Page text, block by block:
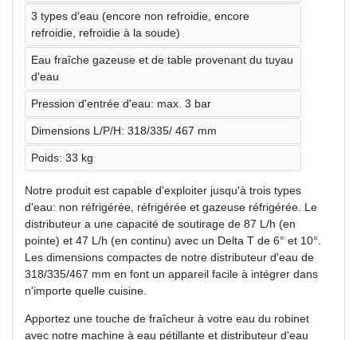
3 types d'eau (encore non refroidie, encore
refroidie, refroidie à la soude)
Eau fraîche gazeuse et de table provenant du tuyau
d'eau
Pression d'entrée d'eau: max. 3 bar
Dimensions L/P/H: 318/335/ 467 mm
Poids: 33 kg
Notre produit est capable d'exploiter jusqu'à trois types
d'eau: non réfrigérée, réfrigérée et gazeuse réfrigérée. Le
distributeur a une capacité de soutirage de 87 L/h (en
pointe) et 47 L/h (en continu) avec un Delta T de 6° et 10°.
Les dimensions compactes de notre distributeur d'eau de
318/335/467 mm en font un appareil facile à intégrer dans
n'importe quelle cuisine.
Apportez une touche de fraîcheur à votre eau du robinet
avec notre machine à eau pétillante et distributeur d'eau